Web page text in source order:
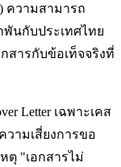
ความสามารถ
นกับประเทศไทย
กสารกับข้อเท็จจริงที่
Letter เฉพาะเคส
วามเสี่ยงการขอ
ตุ "เอกสารไม่